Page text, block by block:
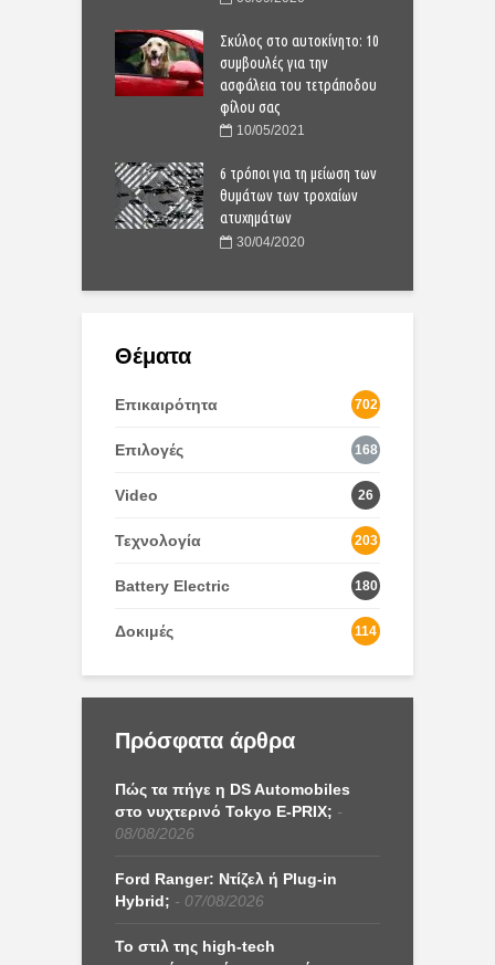
Σκύλος στο αυτοκίνητο: 10
συμβουλές για την
ασφάλεια του τετράποδου
φίλου σας
10/05/2021
6 τρόποι για τη μείωση των
θυμάτων των τροχαίων
ατυχημάτων
30/04/2020
Θέματα
Επικαιρότητα 702
Επιλογές 168
Video 26
Τεχνολογία 203
Battery Electric 180
Δοκιμές 114
Πρόσφατα άρθρα
Πώς τα πήγε η DS Automobiles
στο νυχτερινό Tokyo E-PRIX;
08/08/2026
Ford Ranger: Ντίζελ ή Plug-in
Hybrid;
07/08/2026
Το στιλ της high-tech